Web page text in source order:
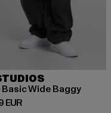
Basic Wide Baggy
EURPreis: 45,99 EUR